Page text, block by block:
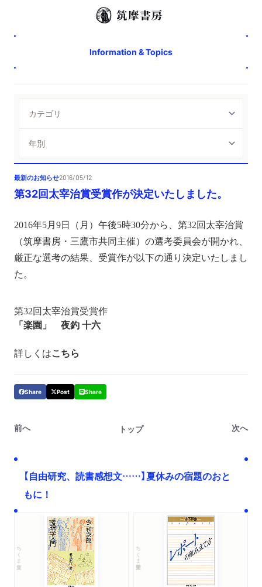
Information & Topics
最新のお知らせ2016/05/12
第32回太宰治賞受賞作が決定いたしました。
2016年5月9日（月）午後5時30分から、第32回太宰治賞
（筑摩書房・三鷹市共同主催）の選考委員会が開かれ、
厳正な選考の結果、受賞作が以下の通り決定いたしまし
た。
第32回太宰治賞受賞作
「楽園」 夜釣 十六
詳しくはこちら
Share Post Share
前へ トップ 次へ
【自由研究、読書感想文……】夏休みの宿題のおと
もに！
ちくま文庫 ちくま学芸文庫